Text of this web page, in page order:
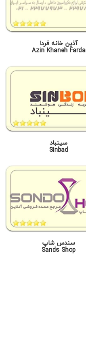
آذین خانه فردا
Azin Khaneh Farda
سینباد
Sinbad
سندس شاپ
Sands Shop